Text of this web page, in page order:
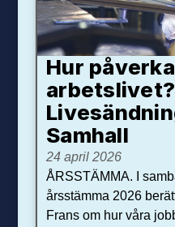
Hur
arbetslivet?
Samhall
24 april 2026
ÅRSSTÄMMA. I
årsstämma 2026
Frans om hur våra